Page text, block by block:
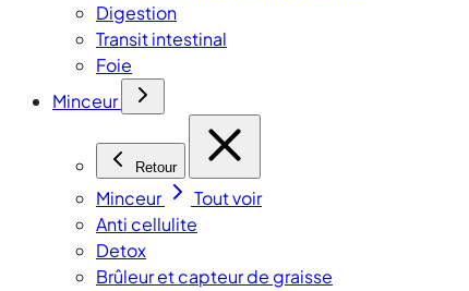
Digestion
Transit intestinal
Foie
Minceur
Retour
Minceur
Tout voir
Anti cellulite
Detox
Brûleur et capteur de graisse